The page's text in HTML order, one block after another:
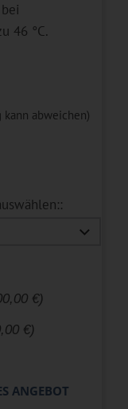
46 °C.
kann abweichen)
€)
€)
ANGEBOT